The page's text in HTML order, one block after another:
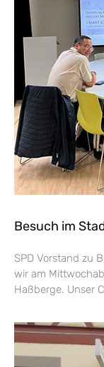
Besuch im
SPD Vorstand zu
wir am
Haßberge. Unser